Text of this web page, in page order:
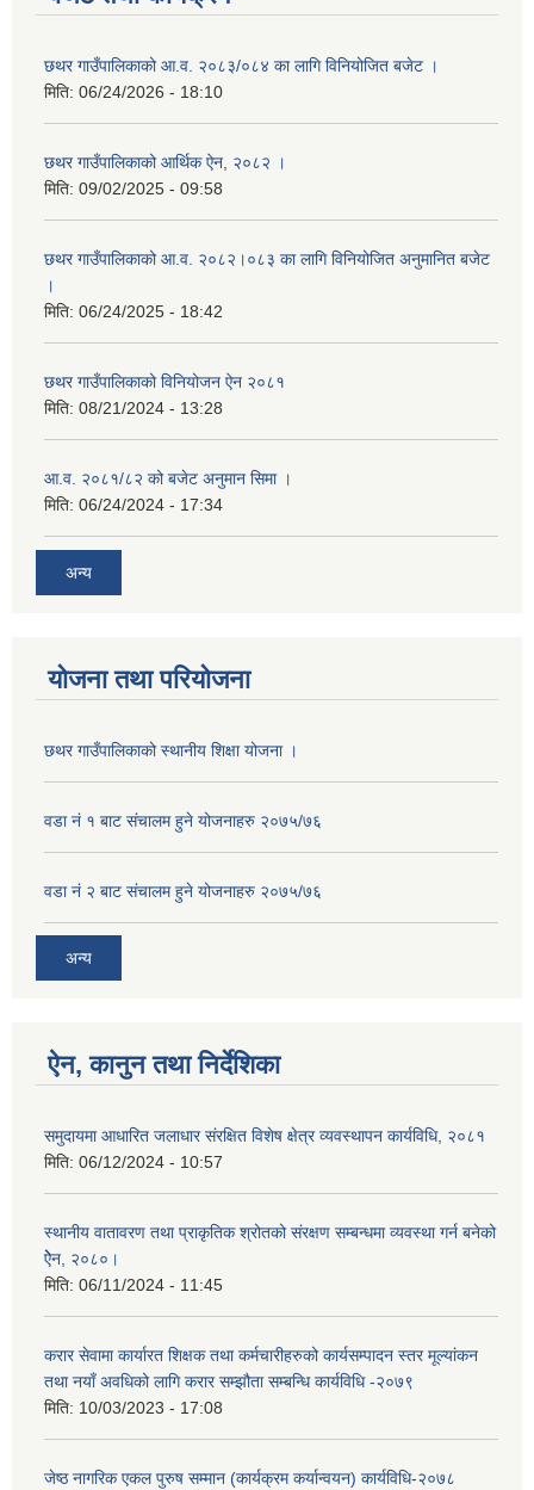
छथर गाउँपालिकाको आ.व. २०८३/०८४ का लागि विनियोजित बजेट ।
मिति: 06/24/2026 - 18:10
छथर गाउँपालिकाको आर्थिक ऐन, २०८२ ।
मिति: 09/02/2025 - 09:58
छथर गाउँपालिकाको आ.व. २०८२।०८३ का लागि विनियोजित अनुमानित बजेट
।
मिति: 06/24/2025 - 18:42
छथर गाउँपालिकाको विनियोजन ऐन २०८१
मिति: 08/21/2024 - 13:28
आ.व. २०८१/८२ को बजेट अनुमान सिमा ।
मिति: 06/24/2024 - 17:34
अन्य
योजना तथा परियोजना
छथर गाउँपालिकाको स्थानीय शिक्षा योजना ।
वडा नं १ बाट संचालम हुने योजनाहरु २०७५/७६
वडा नं २ बाट संचालम हुने योजनाहरु २०७५/७६
अन्य
ऐन, कानुन तथा निर्देशिका
समुदायमा आधारित जलाधार संरक्षित विशेष क्षेत्र व्यवस्थापन कार्यविधि, २०८१
मिति: 06/12/2024 - 10:57
स्थानीय वातावरण तथा प्राकृतिक श्रोतको संरक्षण सम्बन्धमा व्यवस्था गर्न बनेको
ऐेन, २०८०।
मिति: 06/11/2024 - 11:45
करार सेवामा कार्यारत शिक्षक तथा कर्मचारीहरुको कार्यसम्पादन स्तर मूल्यांकन
तथा नयाँ अवधिको लागि करार सम्झौता सम्बन्धि कार्यविधि -२०७९
मिति: 10/03/2023 - 17:08
जेष्ठ नागरिक एकल पुरुष सम्मान (कार्यक्रम कर्यान्वयन) कार्यविधि-२०७८